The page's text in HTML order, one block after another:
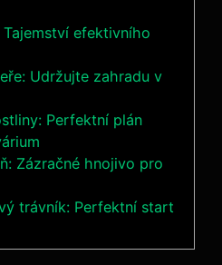
efektivního
Udržujte zahradu v
Perfektní plán
Zázračné hnojivo pro
trávník: Perfektní start